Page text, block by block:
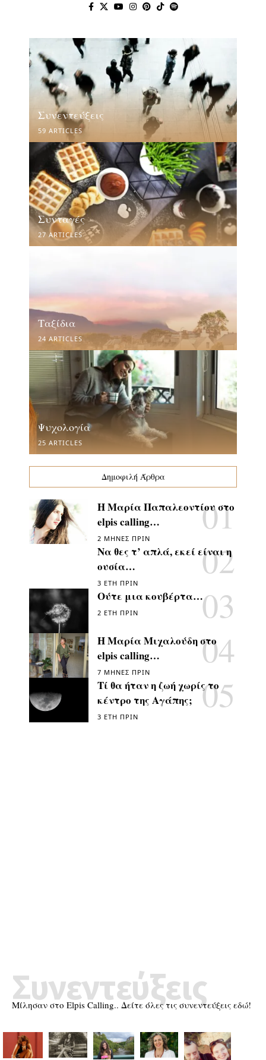
Συνεντεύξεις
59 ARTICLES
Συνταγές
27 ARTICLES
Ταξίδια
24 ARTICLES
Ψυχολογία
25 ARTICLES
Δημοφιλή Άρθρα
Η Μαρία Παπαλεοντίου στο
elpis calling…
2 ΜΉΝΕΣ ΠΡΙΝ
Να θες τ’ απλά, εκεί είναι η
ουσία…
3 ΈΤΗ ΠΡΙΝ
Ούτε μια κουβέρτα…
2 ΈΤΗ ΠΡΙΝ
Η Μαρία Μιχαλούδη στο
elpis calling…
7 ΜΉΝΕΣ ΠΡΙΝ
Τί θα ήταν η ζωή χωρίς το
κέντρο της Αγάπης;
3 ΈΤΗ ΠΡΙΝ
Μίλησαν στο Elpis Calling.. Δείτε όλες τις συνεντεύξεις εδώ!
Συνεντεύξεις